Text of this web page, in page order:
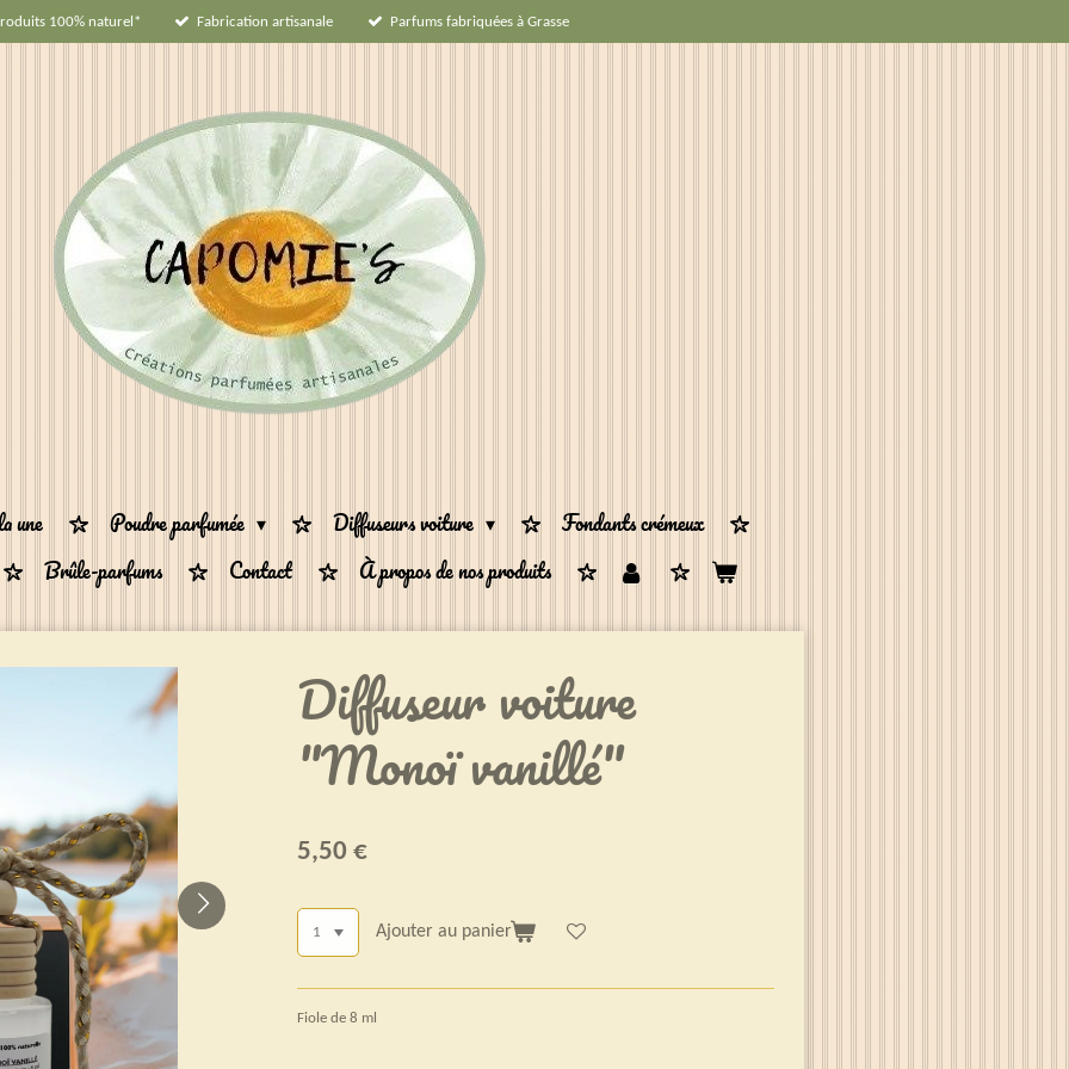
100% naturel* Fabrication artisanale Parfums fabriquées à Grasse
une Poudre parfumée Diffuseurs voiture
Fondants crémeux
Brûle-parfums Contact À propos de nos produits
Diffuseur voiture
"Monoï vanillé"
5,50 €
Ajouter au panier
Fiole de 8 ml